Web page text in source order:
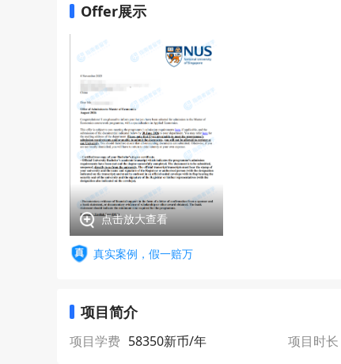
Offer展示
点击放大查看
真实案例，假一赔万
项目简介
项目学费 58350新币/年 项目时长